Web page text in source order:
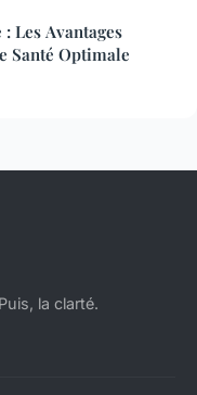
Les Avantages
Santé Optimale
la clarté.